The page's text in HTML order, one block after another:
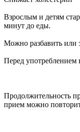
Взрослым и детям
минут до еды.
Можно разбавить или
Перед употреблением
Продолжительность
прием можно